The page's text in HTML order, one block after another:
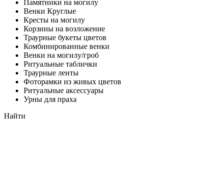
Памятники на могилу
Венки Круглые
Кресты на могилу
Корзины на возложение
Траурные букеты цветов
Комбинированные венки
Венки на могилу/гроб
Ритуальные таблички
Траурные ленты
Фоторамки из живых цветов
Ритуальные аксессуары
Урны для праха
Найти